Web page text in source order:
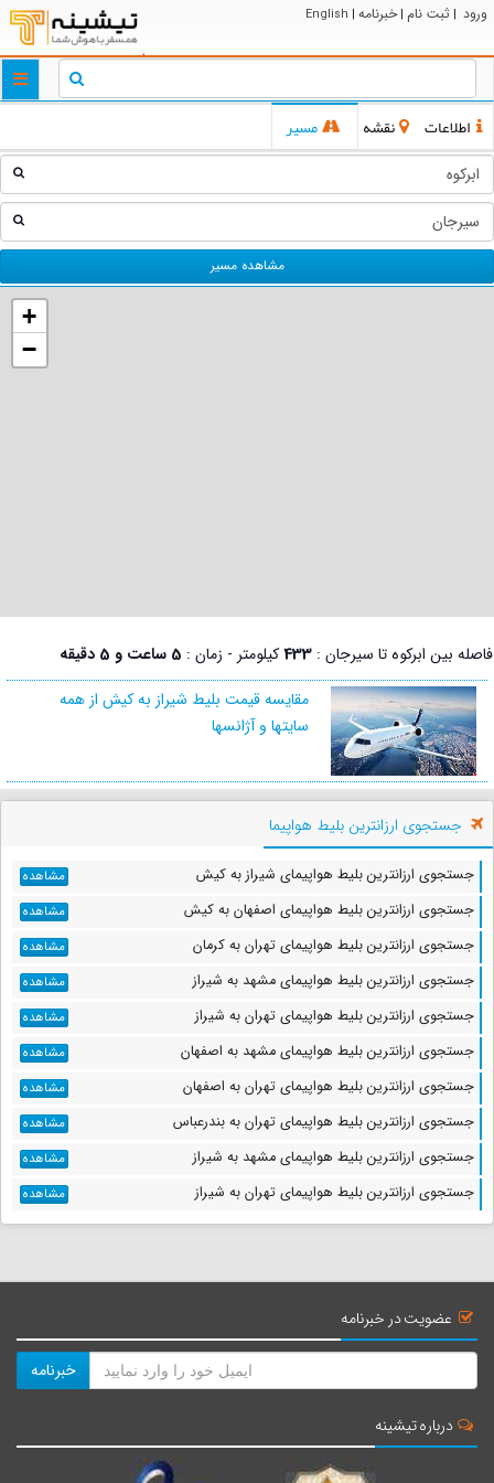
ورود | ثبت نام | خبرنامه |
English
اطلاعات نقشه مسیر
مشاهده مسیر
+
−
فاصله بین ابرکوه تا سیرجان : 433کیلومتر - زمان : 5 ساعت و 5 دقیقه
مقایسه قیمت بلیط شیراز به کیش از همه
سایتها و آژانسها
جستجوی ارزانترین بلیط هواپیما
جستجوی ارزانترین بلیط هواپیمای شیراز به کیش مشاهده
جستجوی ارزانترین بلیط هواپیمای اصفهان به کیش مشاهده
جستجوی ارزانترین بلیط هواپیمای تهران به کرمان مشاهده
جستجوی ارزانترین بلیط هواپیمای مشهد به شیراز مشاهده
جستجوی ارزانترین بلیط هواپیمای تهران به شیراز مشاهده
جستجوی ارزانترین بلیط هواپیمای مشهد به اصفهان مشاهده
جستجوی ارزانترین بلیط هواپیمای تهران به اصفهان مشاهده
جستجوی ارزانترین بلیط هواپیمای تهران به بندرعباس مشاهده
جستجوی ارزانترین بلیط هواپیمای مشهد به شیراز مشاهده
جستجوی ارزانترین بلیط هواپیمای تهران به شیراز مشاهده
عضویت در خبرنامه
خبرنامه
درباره تیشینه